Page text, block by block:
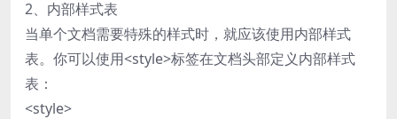
2、内部样式表
当单个文档需要特殊的样式时，就应该使用内部样式
表。你可以使用<style>标签在文档头部定义内部样式
表：
<style>